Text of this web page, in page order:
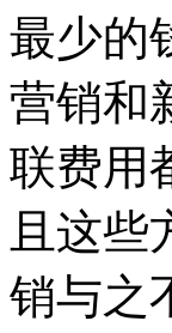
最少的
营销和
联费用
且这
销与之